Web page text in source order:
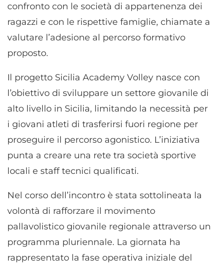
confronto con le società di appartenenza dei
ragazzi e con le rispettive famiglie, chiamate a
valutare l’adesione al percorso formativo
proposto.
Il progetto Sicilia Academy Volley nasce con
l’obiettivo di sviluppare un settore giovanile di
alto livello in Sicilia, limitando la necessità per
i giovani atleti di trasferirsi fuori regione per
proseguire il percorso agonistico. L’iniziativa
punta a creare una rete tra società sportive
locali e staff tecnici qualificati.
Nel corso dell’incontro è stata sottolineata la
volontà di rafforzare il movimento
pallavolistico giovanile regionale attraverso un
programma pluriennale. La giornata ha
rappresentato la fase operativa iniziale del